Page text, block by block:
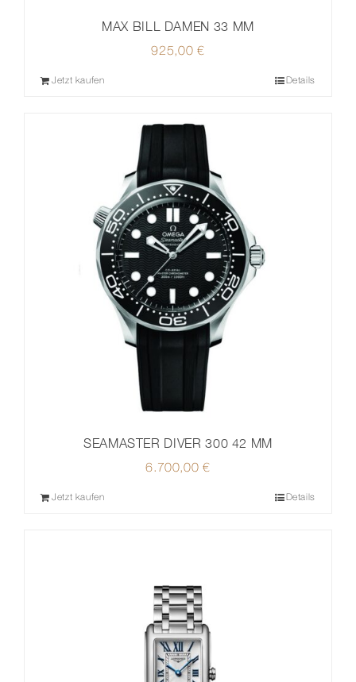
MAX BILL DAMEN 33 MM
925,00 €
Jetzt kaufen Details
SEAMASTER DIVER 300 42 MM
6.700,00€
Jetzt kaufen Details